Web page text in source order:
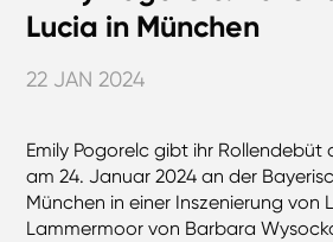
Lucia in München
22 JAN 2024
Emily Pogorelc gibt ihr Rollendebüt
am 24. Januar 2024 an der
München in einer Inszenierung von
Lammermoor von Barbara